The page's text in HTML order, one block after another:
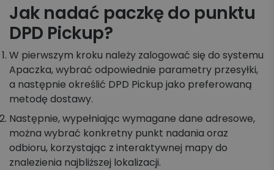
Jak nadać paczkę do punktu
DPD Pickup?
W pierwszym kroku należy zalogować się do systemu
Apaczka, wybrać odpowiednie parametry przesyłki,
a następnie określić DPD Pickup jako preferowaną
metodę dostawy.
Następnie, wypełniając wymagane dane adresowe,
można wybrać konkretny punkt nadania oraz
odbioru, korzystając z interaktywnej mapy do
znalezienia najbliższej lokalizacji.